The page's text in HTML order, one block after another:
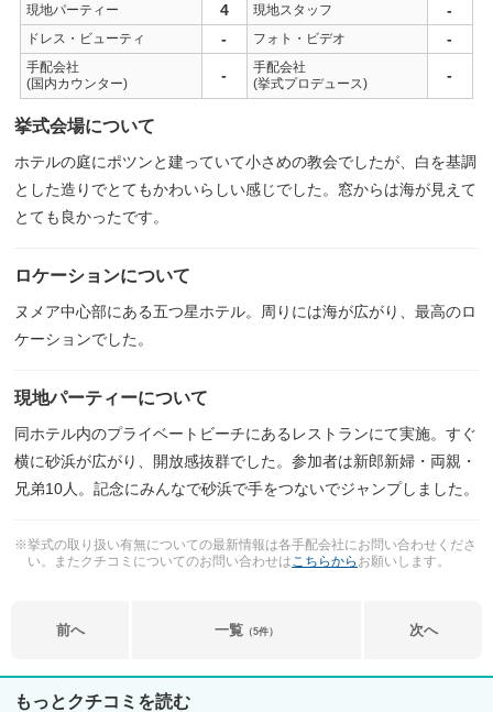
現地パーティー 4 現地スタッフ -
ドレス・ビューティ - フォト・ビデオ -
手配会社
(国内カウンター)
-
手配会社
(挙式プロデュース)
-
挙式会場について
ホテルの庭にポツンと建っていて小さめの教会でしたが、白を基調
とした造りでとてもかわいらしい感じでした。窓からは海が見えて
とても良かったです。
ロケーションについて
ヌメア中心部にある五つ星ホテル。周りには海が広がり、最高のロ
ケーションでした。
現地パーティーについて
同ホテル内のプライベートビーチにあるレストランにて実施。すぐ
横に砂浜が広がり、開放感抜群でした。参加者は新郎新婦・両親・
兄弟10人。記念にみんなで砂浜で手をつないでジャンプしました。
※挙式の取り扱い有無についての最新情報は各手配会社にお問い合わせくださ
い。またクチコミについてのお問い合わせはこちらから お願いします。
前へ 一覧 （5件） 次へ
もっとクチコミを読む